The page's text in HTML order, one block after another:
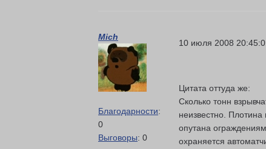
Mich
Благодарности:
0
Выговоры: 0
10 июля 2008
Цитата оттуда же:
Сколько тонн
неизвестно.
опутана
охраняется